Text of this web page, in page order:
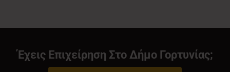
Νέα
Επικοινωνία
Έχεις Επιχείρηση Στο Δήμο Γορτυνίας;